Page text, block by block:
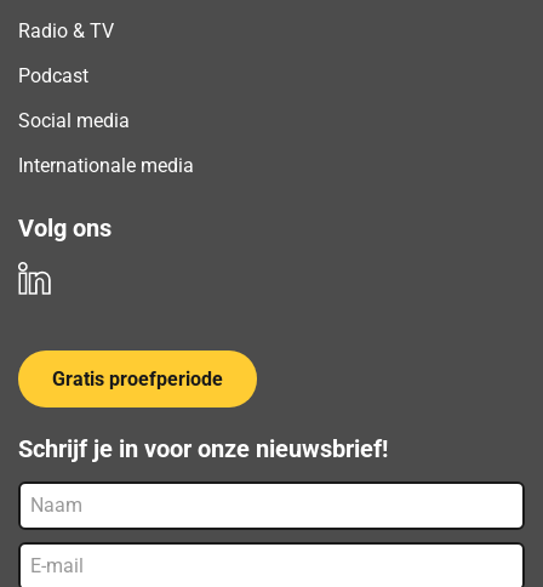
Radio & TV
Podcast
Social media
Internationale media
Volg ons
Gratis proefperiode
Schrijf je in voor onze nieuwsbrief!
Naam
E-
mail(Vereist)